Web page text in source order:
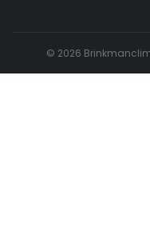
© 2026